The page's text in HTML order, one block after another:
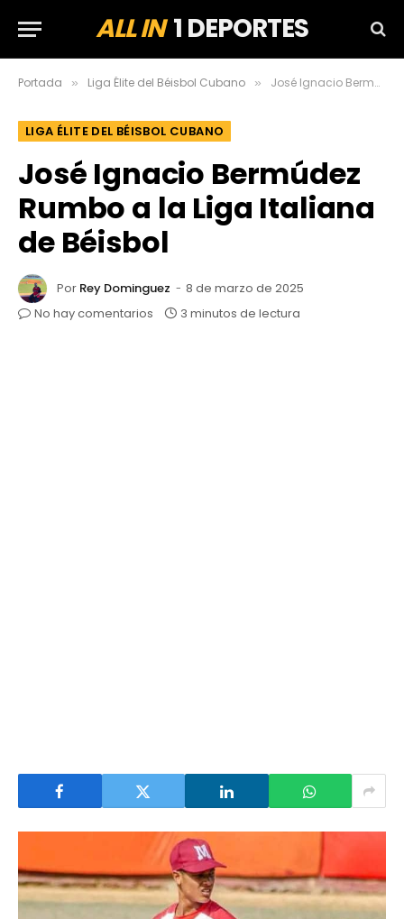
ALL IN1 DEPORTES
Portada » Liga Élite del Béisbol Cubano » José Ignacio Bermúdez Rumbo a la Liga Italiana de Béisbol
LIGA ÉLITE DEL BÉISBOL CUBANO
José Ignacio Bermúdez
Rumbo a la Liga Italiana
de Béisbol
Por Rey Dominguez
8 de marzo de 2025
No hay comentarios
3 minutos de lectura